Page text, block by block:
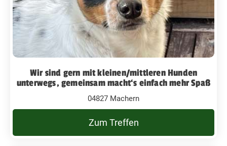
Wir sind gern mit kleinen/mittleren Hunden
unterwegs, gemeinsam macht‘s einfach mehr Spaß
04827 Machern
Zum Treffen